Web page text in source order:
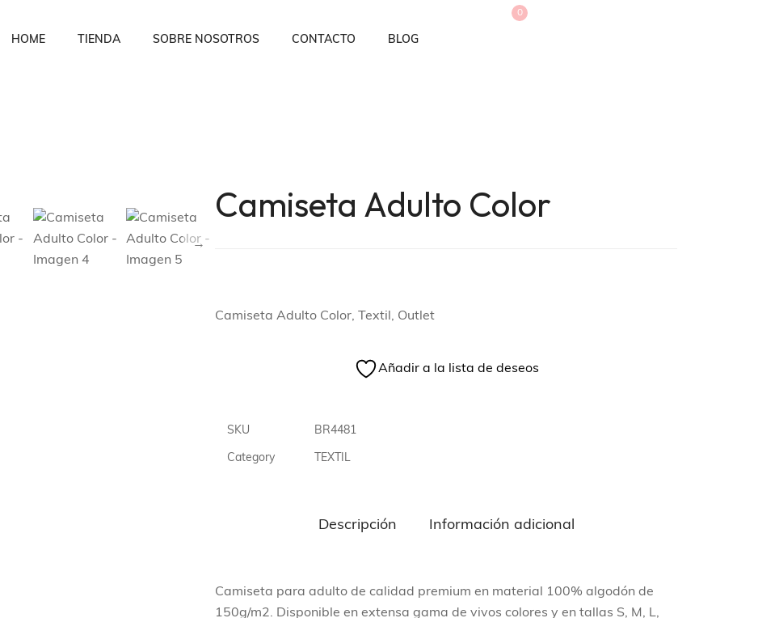
HOME TIENDA SOBRE NOSOTROS CONTACTO BLOG
0
Camiseta Adulto Color
Camiseta Adulto Color, Textil, Outlet
Añadir a la lista de deseos
SKU BR4481
Category TEXTIL
Descripción Información adicional
Camiseta para adulto de calidad premium en material 100% algodón de
150g/m2. Disponible en extensa gama de vivos colores y en tallas S, M, L,